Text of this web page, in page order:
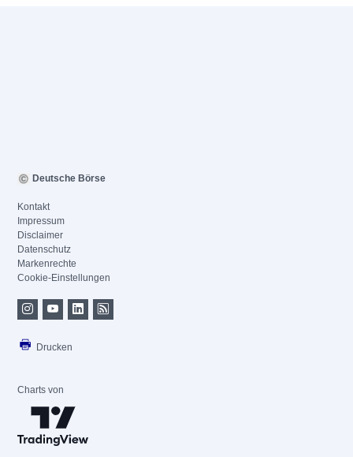
Deutsche Börse
Kontakt
Impressum
Disclaimer
Datenschutz
Markenrechte
Cookie-Einstellungen
Drucken
Charts von